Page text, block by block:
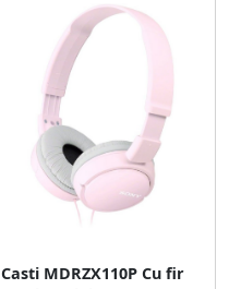
Casti MDRZX110P Cu fir